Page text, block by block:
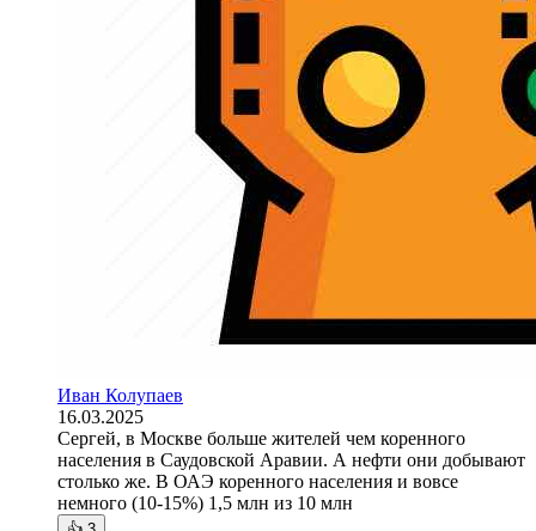
Иван Колупаев
16.03.2025
Сергей, в Москве больше жителей чем коренного
населения в Саудовской Аравии. А нефти они добывают
столько же. В ОАЭ коренного населения и вовсе
немного (10-15%) 1,5 млн из 10 млн